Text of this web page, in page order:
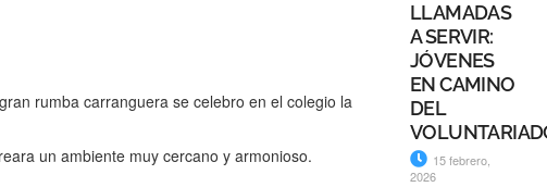
rumba carranguera se celebro en el colegio la
un ambiente muy cercano y armonioso.
LLAMADAS
A SERVIR:
JÓVENES
EN CAMINO
DEL
15 febrero,
2026